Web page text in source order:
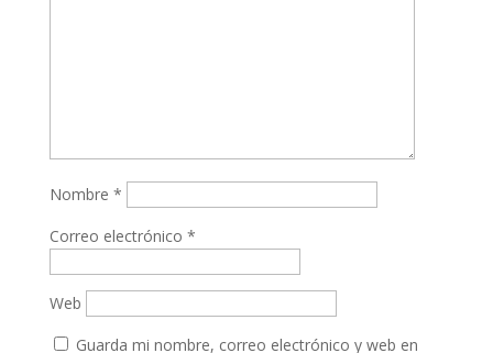
Nombre *
Correo electrónico *
Web
Guarda mi nombre, correo electrónico y web en